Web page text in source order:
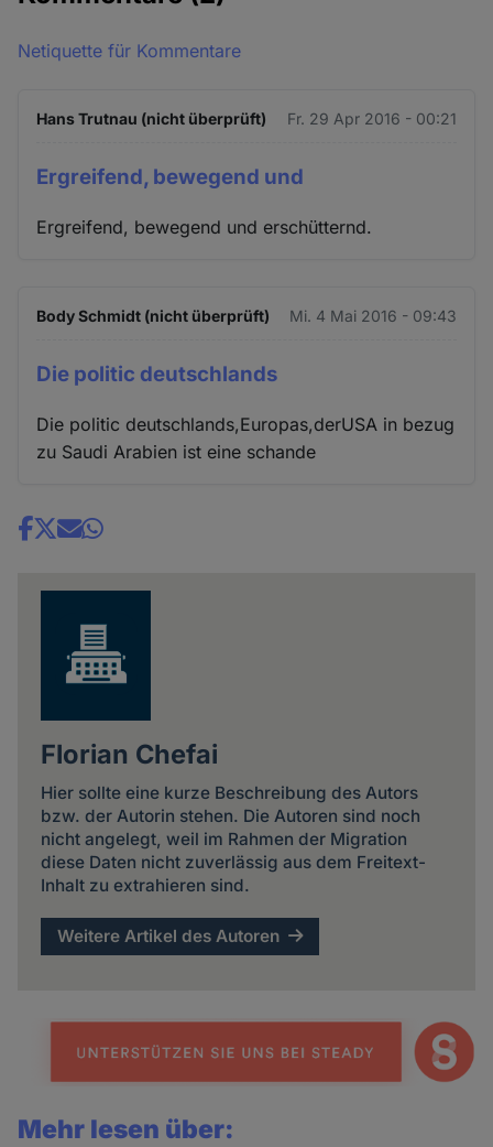
Netiquette für Kommentare
Hans Trutnau (nicht überprüft) Fr. 29 Apr 2016 - 00:21
Ergreifend, bewegend und
Ergreifend, bewegend und erschütternd.
Body Schmidt (nicht überprüft) Mi. 4 Mai 2016 - 09:43
Die politic deutschlands
Die politic deutschlands,Europas,derUSA in bezug
zu Saudi Arabien ist eine schande
Share
Florian Chefai
Hier sollte eine kurze Beschreibung des Autors
bzw. der Autorin stehen. Die Autoren sind noch
nicht angelegt, weil im Rahmen der Migration
diese Daten nicht zuverlässig aus dem Freitext-
Inhalt zu extrahieren sind.
Weitere Artikel des Autoren
Mehr lesen über: